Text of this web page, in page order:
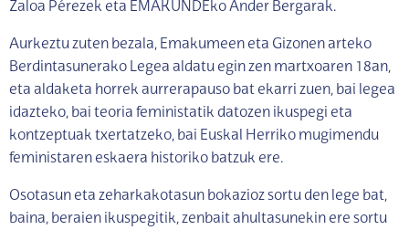
Zaloa Pérezek eta EMAKUNDEko Ander Bergarak.
Aurkeztu zuten bezala, Emakumeen eta Gizonen arteko
Berdintasunerako Legea aldatu egin zen martxoaren 18an,
eta aldaketa horrek aurrerapauso bat ekarri zuen, bai legea
idazteko, bai teoria feministatik datozen ikuspegi eta
kontzeptuak txertatzeko, bai Euskal Herriko mugimendu
feministaren eskaera historiko batzuk ere.
Osotasun eta zeharkakotasun bokazioz sortu den lege bat,
baina, beraien ikuspegitik, zenbait ahultasunekin ere sortu